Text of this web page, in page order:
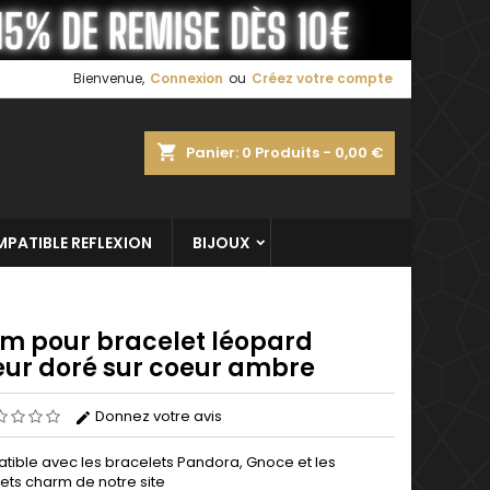
Bienvenue, Connexion ou Créez votre compte
shopping_cart Panier: 0 Produits - 0,00 €
REFLEXION BIJOUX
pour bracelet léopard
doré sur coeur ambre
Donnez votre avis
avec les bracelets Pandora, Gnoce et les
charm de notre site